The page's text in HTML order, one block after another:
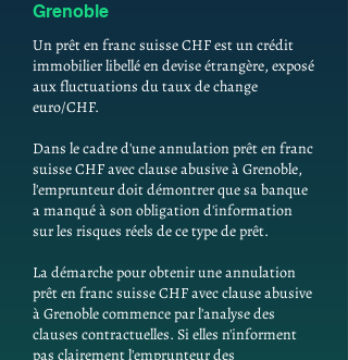
Grenoble
Un prêt en franc suisse CHF est un crédit
immobilier libellé en devise étrangère, exposé
aux fluctuations du taux de change
euro/CHF.
Dans le cadre d'une annulation prêt en franc
suisse CHF avec clause abusive à Grenoble,
l'emprunteur doit démontrer que sa banque
a manqué à son obligation d'information
sur les risques réels de ce type de prêt.
La démarche pour obtenir une annulation
prêt en franc suisse CHF avec clause abusive
à Grenoble commence par l'analyse des
clauses contractuelles. Si elles n'informent
pas clairement l'emprunteur des